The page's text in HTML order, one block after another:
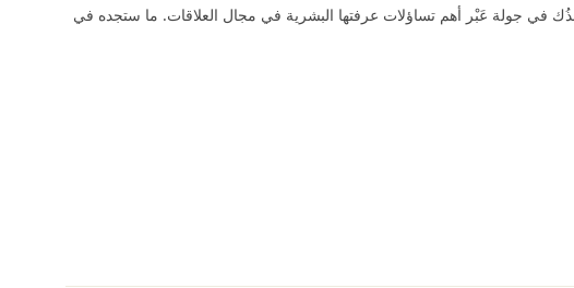
في جولة عَبْر أهم تساؤلات عرفتها البشرية في مجال العلاقات. ما ستجده في